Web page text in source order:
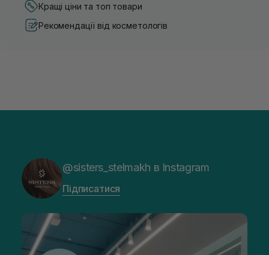
Кращі ціни та топ товари
Рекомендації від косметологів
@sisters_stelmakh в Instagram
Підписатися